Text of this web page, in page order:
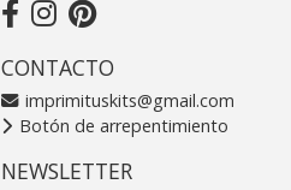
CONTACTO
imprimituskits@gmail.com
Botón de arrepentimiento
NEWSLETTER